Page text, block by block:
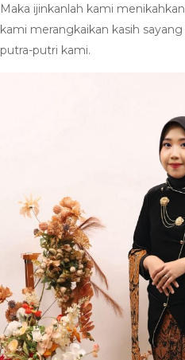
Maka ijinkanlah kami
kami merangkaikan kasih
putra-putri kami.